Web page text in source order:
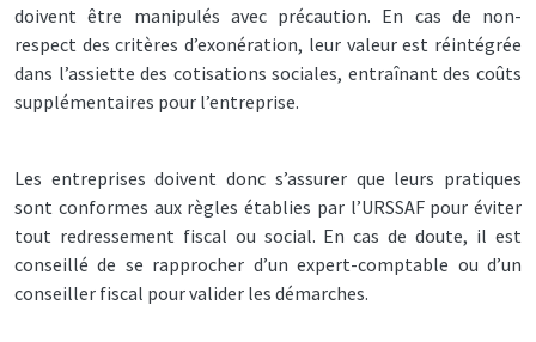
doivent être manipulés avec précaution. En cas de non-
respect des critères d’exonération, leur valeur est réintégrée
dans l’assiette des cotisations sociales, entraînant des coûts
supplémentaires pour l’entreprise.
Les entreprises doivent donc s’assurer que leurs pratiques
sont conformes aux règles établies par l’URSSAF pour éviter
tout redressement fiscal ou social. En cas de doute, il est
conseillé de se rapprocher d’un expert-comptable ou d’un
conseiller fiscal pour valider les démarches.